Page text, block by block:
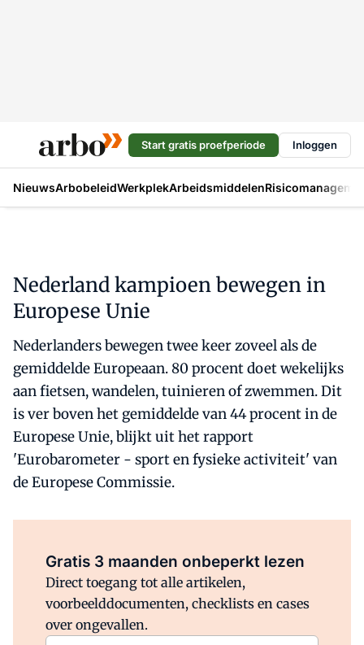
Start gratis proefperiode Inloggen
NieuwsArbobeleidWerkplekArbeidsmiddelen
Nederland kampioen bewegen in
Europese Unie
Nederlanders bewegen twee keer zoveel als de
gemiddelde Europeaan. 80 procent doet wekelijks
aan fietsen, wandelen, tuinieren of zwemmen. Dit
is ver boven het gemiddelde van 44 procent in de
Europese Unie, blijkt uit het rapport
'Eurobarometer - sport en fysieke activiteit' van
de Europese Commissie.
Gratis 3 maanden onbeperkt lezen
Direct toegang tot alle artikelen,
voorbeelddocumenten, checklists en cases
over ongevallen.